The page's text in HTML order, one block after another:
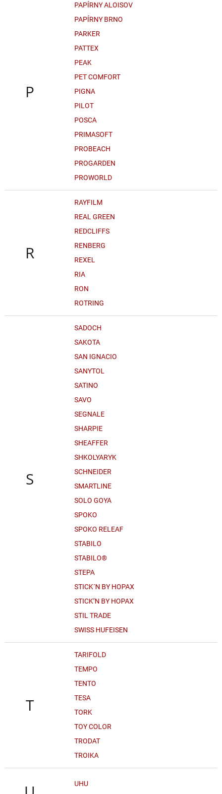
P
PAPÍRNY ALOISOV
PAPÍRNY BRNO
PARKER
PATTEX
PEAK
PET COMFORT
PIGNA
PILOT
POSCA
PRIMASOFT
PROBEACH
PROGARDEN
PROWORLD
R
RAYFILM
REAL GREEN
REDCLIFFS
RENBERG
REXEL
RIA
RON
ROTRING
S
SADOCH
SAKOTA
SAN IGNACIO
SANYTOL
SATINO
SAVO
SEGNALE
SHARPIE
SHEAFFER
SHKOLYARYK
SCHNEIDER
SMARTLINE
SOLO GOYA
SPOKO
SPOKO RELEAF
STABILO
STABILO®
STEPA
STICK´N BY HOPAX
STICK’N BY HOPAX
STIL TRADE
SWISS HUFEISEN
T
TARIFOLD
TEMPO
TENTO
TESA
TORK
TOY COLOR
TRODAT
TROIKA
UHU